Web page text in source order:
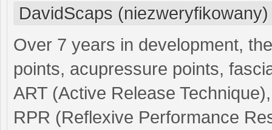
DavidScaps (niezweryfikowany)
Over 7 years in development,
points, acupressure points,
ART (Active Release
RPR (Reflexive Performance